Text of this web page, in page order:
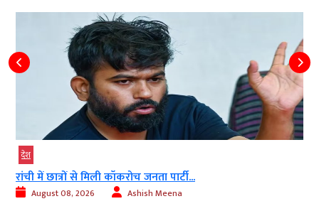
देश
रांची में छात्रों से मिली कॉकरोच जनता पार्टी...
August 08, 2026 Ashish Meena